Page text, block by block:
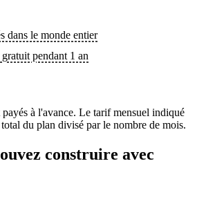
dans le monde entier
pendant 1 an
payés à l'avance. Le tarif mensuel indiqué
du plan divisé par le nombre de mois.
construire avec